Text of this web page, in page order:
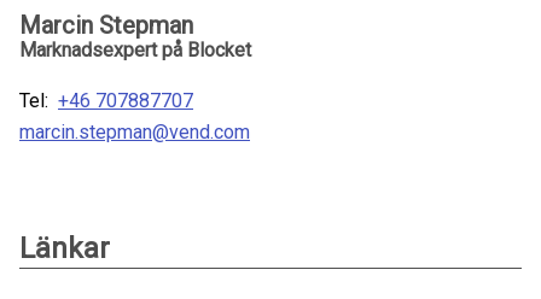
Marcin Stepman
Marknadsexpert på Blocket
Tel: +46 707887707
marcin.stepman@vend.com
Länkar